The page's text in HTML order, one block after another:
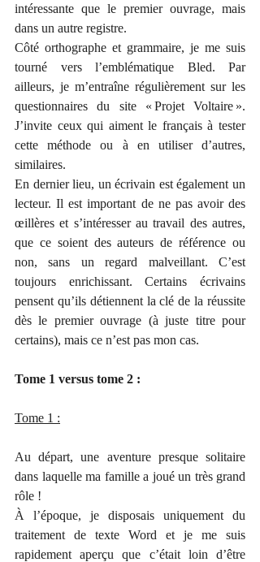
intéressante que le premier ouvrage, mais
dans un autre registre.
Côté orthographe et grammaire, je me suis
tourné vers l’emblématique Bled. Par
ailleurs, je m’entraîne régulièrement sur les
questionnaires du site « Projet Voltaire ».
J’invite ceux qui aiment le français à tester
cette méthode ou à en utiliser d’autres,
similaires.
En dernier lieu, un écrivain est également un
lecteur. Il est important de ne pas avoir des
œillères et s’intéresser au travail des autres,
que ce soient des auteurs de référence ou
non, sans un regard malveillant. C’est
toujours enrichissant. Certains écrivains
pensent qu’ils détiennent la clé de la réussite
dès le premier ouvrage (à juste titre pour
certains), mais ce n’est pas mon cas.
Tome 1 versus tome 2 :
Tome 1 :
Au départ, une aventure presque solitaire
dans laquelle ma famille a joué un très grand
rôle !
À l’époque, je disposais uniquement du
traitement de texte Word et je me suis
rapidement aperçu que c’était loin d’être